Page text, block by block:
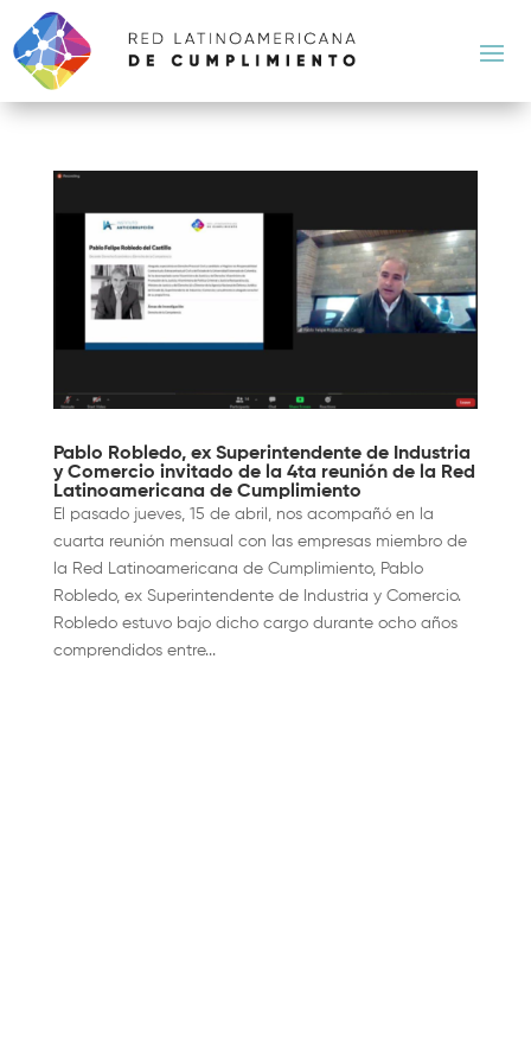
Pablo Robledo, ex Superintendente de Industria
y Comercio invitado de la 4ta reunión de la Red
Latinoamericana de Cumplimiento
El pasado jueves, 15 de abril, nos acompañó en la
cuarta reunión mensual con las empresas miembro de
la Red Latinoamericana de Cumplimiento, Pablo
Robledo, ex Superintendente de Industria y Comercio.
Robledo estuvo bajo dicho cargo durante ocho años
comprendidos entre...